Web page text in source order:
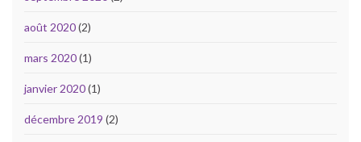
août 2020(2)
mars 2020(1)
janvier 2020(1)
décembre 2019 (2)